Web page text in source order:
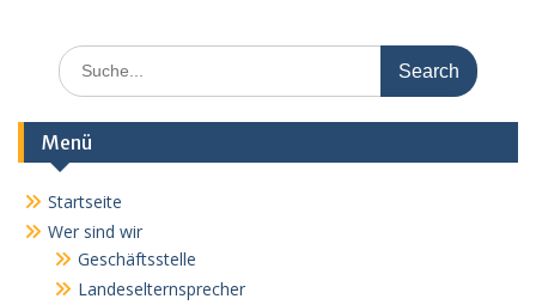
Search
for:
Menü
Startseite
Wer sind wir
Geschäftsstelle
Landeselternsprecher